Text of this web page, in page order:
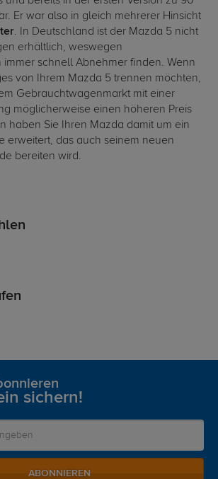
Er war also in gleich mehrerer Hinsicht
. In Deutschland ist der Mazda 5 nicht
erhältlich, weswegen
schnell Abnehmer finden. Wenn
von Ihrem Mazda 5 trennen möchten,
Gebrauchtwagenmarkt mit einer
möglicherweise einen höheren Preis
haben Sie Ihren Mazda damit um ein
erweitert, das auch seinem neuen
bereiten wird.
sichern!
ABONNIEREN